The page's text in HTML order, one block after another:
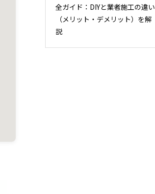
全ガイド：DIYと業者施工の違い
（メリット・デメリット）を解
説